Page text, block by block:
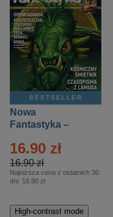
BESTSELLER
Nowa
Fantastyka –
16.90 zł
16.90 zł
Najniższa cena z ostatnich 30
dni: 16.90 zł
High-contrast mode